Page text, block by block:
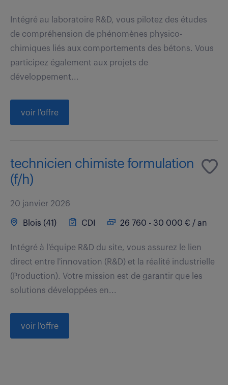
Intégré au laboratoire R&D, vous pilotez des études
de compréhension de phénomènes physico-
chimiques liés aux comportements des bétons. Vous
participez également aux projets de
développement...
voir l'offre
technicien chimiste formulation
(f/h)
20 janvier 2026
Blois (41) CDI 26 760 - 30 000 € / an
Intégré à l'équipe R&D du site, vous assurez le lien
direct entre l'innovation (R&D) et la réalité industrielle
(Production). Votre mission est de garantir que les
solutions développées en...
voir l'offre